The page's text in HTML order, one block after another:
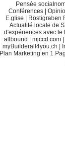
Pensée
Conférences
E.glise
Röstigraben
Actualité locale de
d'expériences avec le
allbound
mjccd.com
myBuilderall4you.ch
Plan Marketing en 1